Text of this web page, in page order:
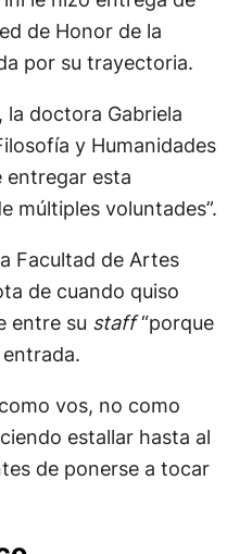
le hizo entrega de
de Honor de la
la doctora Gabriela
y Humanidades
entregar esta
Facultad de Artes
de cuando quiso
entre su
vos, no como
estallar hasta al
de ponerse a tocar